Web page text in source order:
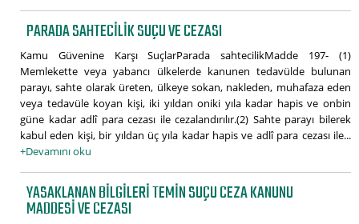
PARADA SAHTECILIK SUÇU VE CEZASI
Kamu Güvenine Karşı SuçlarParada sahtecilikMadde 197- (1)
Memlekette veya yabancı ülkelerde kanunen tedavülde bulunan
parayı, sahte olarak üreten, ülkeye sokan, nakleden, muhafaza eden
veya tedavüle koyan kişi, iki yıldan oniki yıla kadar hapis ve onbin
güne kadar adlî para cezası ile cezalandırılır.(2) Sahte parayı bilerek
kabul eden kişi, bir yıldan üç yıla kadar hapis ve adlî para cezası ile...
+Devamını oku
YASAKLANAN BILGILERI TEMIN SUÇU CEZA KANUNU
MADDESI VE CEZASI